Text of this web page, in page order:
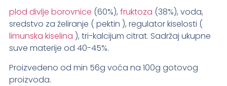
plod divlje borovnice (60%), fruktoza (38%), voda,
sredstvo za želiranje ( pektin ), regulator kiselosti (
limunska kiselina ), tri-kalcijum citrat. Sadržaj ukupne
suve materije od 40-45%.
Proizvedeno od min 56g voća na 100g gotovog
proizvoda.